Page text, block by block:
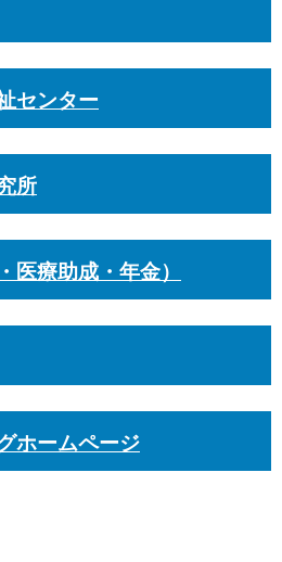
センター
所
医療助成・年金）
ホームページ